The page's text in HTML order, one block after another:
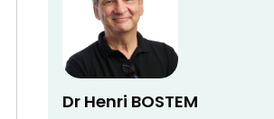
Dr Henri BOSTEM